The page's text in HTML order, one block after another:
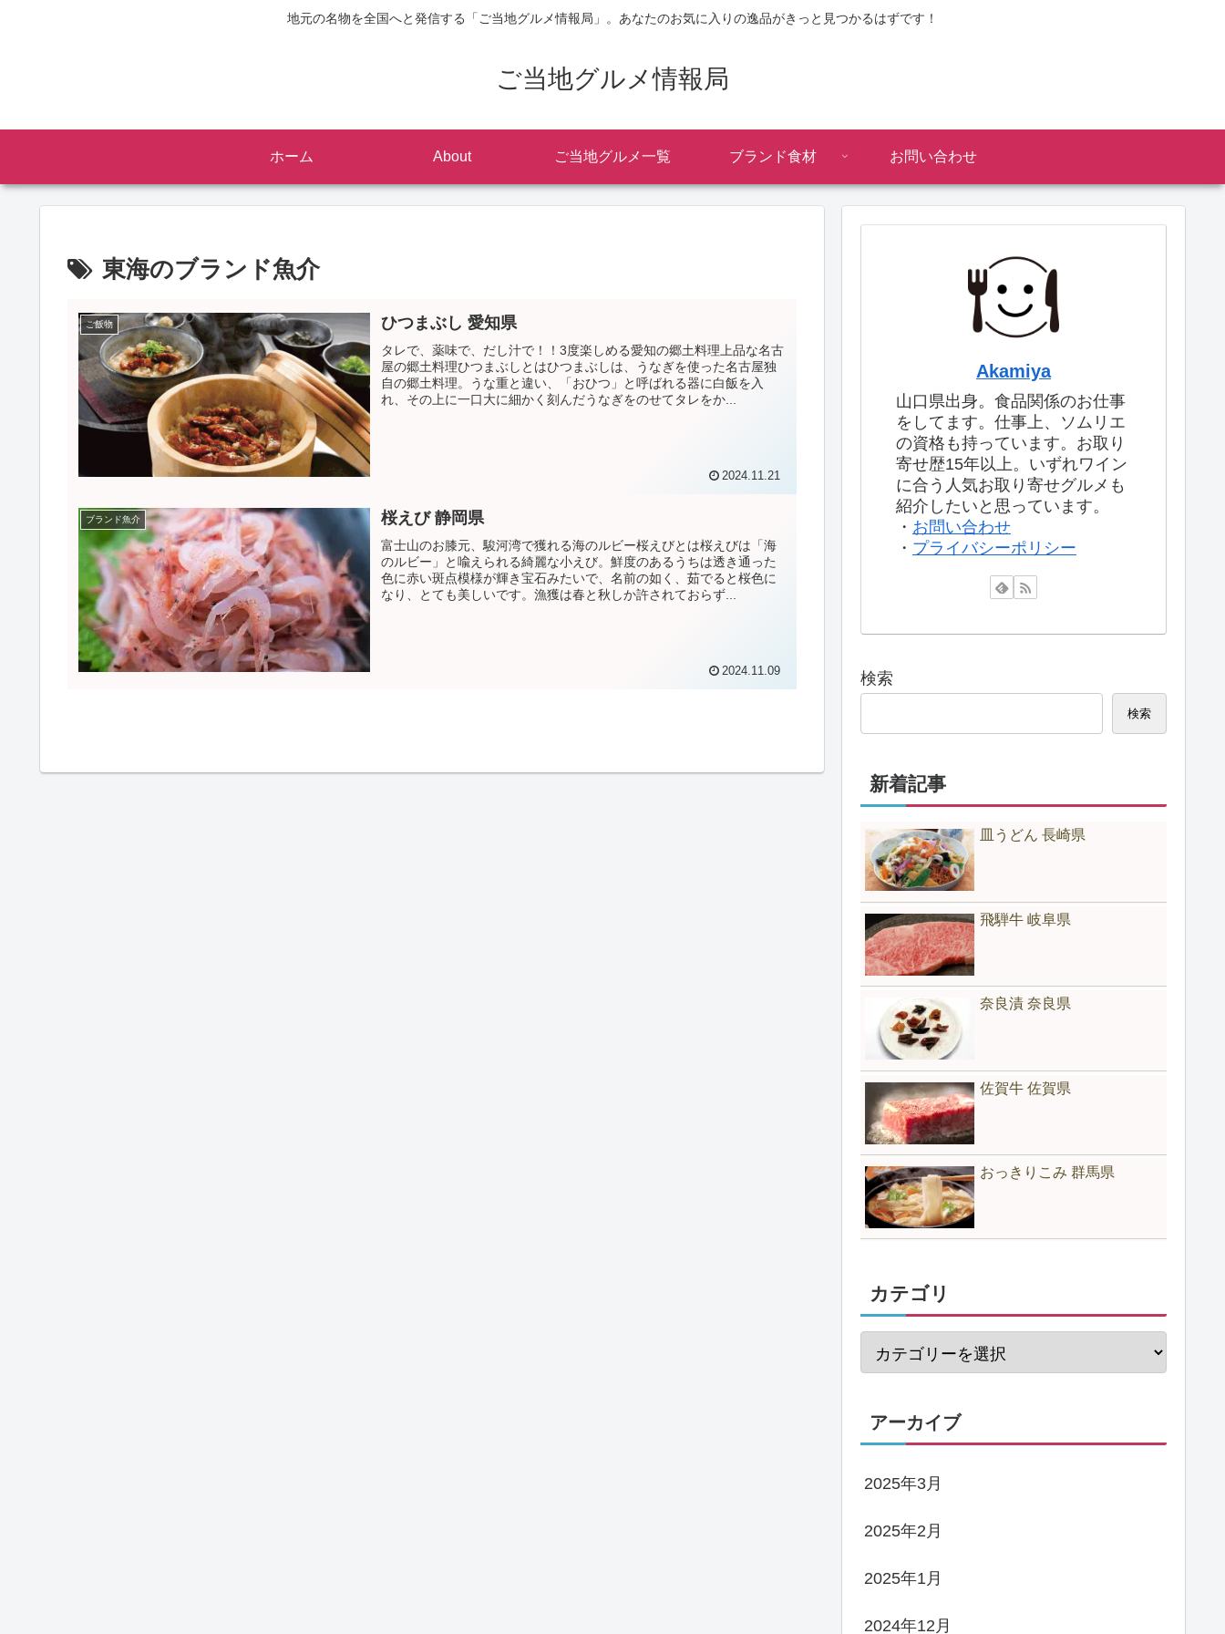
地元の名物を全国へと発信する「ご当地グルメ情報局」。あなたのお気に入りの逸品がきっと見つかるはずです！
ご当地グルメ情報局
ホーム About ご当地グルメ一覧 ブランド食材 お問い合わせ
東海のブランド魚介
ご飯物 ひつまぶし 愛知県
タレで、薬味で、だし汁で！！3度楽しめる愛知の郷土料理上品な名古
屋の郷土料理ひつまぶしとはひつまぶしは、うなぎを使った名古屋独
自の郷土料理。うな重と違い、「おひつ」と呼ばれる器に白飯を入
れ、その上に一口大に細かく刻んだうなぎをのせてタレをか...
2024.11.21
ブランド魚介 桜えび 静岡県
富士山のお膝元、駿河湾で獲れる海のルビー桜えびとは桜えびは「海
のルビー」と喩えられる綺麗な小えび。鮮度のあるうちは透き通った
色に赤い斑点模様が輝き宝石みたいで、名前の如く、茹でると桜色に
なり、とても美しいです。漁獲は春と秋しか許されておらず...
2024.11.09
Akamiya
山口県出身。食品関係のお仕事
をしてます。仕事上、ソムリエ
の資格も持っています。お取り
寄せ歴15年以上。いずれワイン
に合う人気お取り寄せグルメも
紹介したいと思っています。
・ お問い合わせ
・ プライバシーポリシー
検索
検索
新着記事
皿うどん 長崎県
飛騨牛 岐阜県
奈良漬 奈良県
佐賀牛 佐賀県
おっきりこみ 群馬県
カテゴリ
アーカイブ
2025年3月
2025年2月
2025年1月
2024年12月